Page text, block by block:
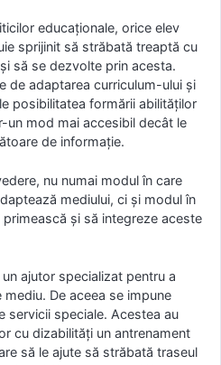
educaţionale, orice elev
sprijinit să străbată treaptă cu
să se dezvolte prin acesta.
de adaptarea curriculum-ului şi
posibilitatea formării abilităţilor
un mod mai accesibil decât le
de informaţie.
nu numai modul în care
mediului, ci şi modul în
şi să integreze aceste
ajutor specializat pentru a
De aceea se impune
servicii speciale. Acestea au
cu dizabilităţi un antrenament
să le ajute să străbată traseul